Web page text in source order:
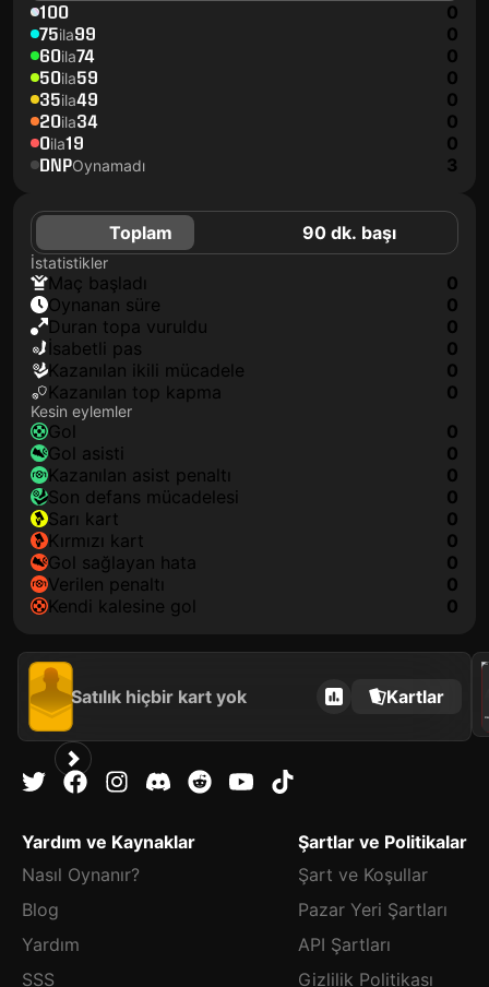
100 0
75ila99 0
60ila74 0
50ila59 0
35ila49 0
20ila34 0
0ila19 0
DNPOynamadı 3
Toplam 90 dk. başı
İstatistikler
maç başladı
0
oynanan süre
0
duran topa vuruldu
0
isabetli pas
0
kazanılan ikili mücadele
0
kazanılan top kapma
0
Kesin eylemler
gol
0
gol asisti
0
kazanılan asist penaltı
0
son defans mücadelesi
0
sarı kart
0
kırmızı kart
0
gol sağlayan hata
0
verilen penaltı
0
kendi kalesine gol
0
Satılık hiçbir kart yok Kartlar
2022
Yardım ve Kaynaklar
Nasıl Oynanır?
Blog
Yardım
SSS
Şartlar ve Politikalar
Şart ve Koşullar
Pazar Yeri Şartları
API Şartları
Gizlilik Politikası